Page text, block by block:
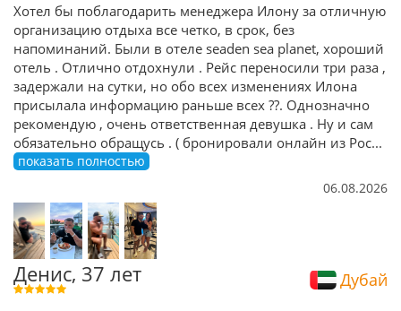
Хотел бы поблагодарить менеджера Илону за отличную
организацию отдыха все четко, в срок, без
напоминаний. Были в отеле seaden sea planet, хороший
отель . Отлично отдохнули . Рейс переносили три раза ,
задержали на сутки, но обо всех изменениях Илона
присылала информацию раньше всех ??. Однозначно
рекомендую , очень ответственная девушка . Ну и сам
обязательно обращусь . ( бронировали онлайн из Рос...
показать полностью
06.08.2026
Денис, 37 лет Дубай